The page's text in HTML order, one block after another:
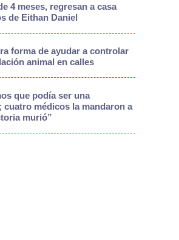
4 meses, regresan a casa
de Eithan Daniel
forma de ayudar a controlar
animal en calles
que podía ser una
cuatro médicos la mandaron a
murió”